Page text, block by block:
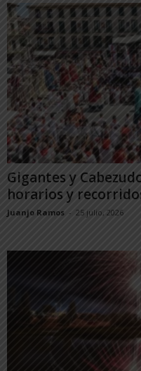
Gigantes y
horarios y
Juanjo Ramos - 25 julio, 2026